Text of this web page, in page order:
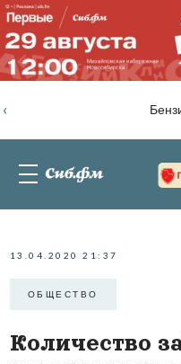
‹
13.04.2020 21:37
ОБЩЕСТВО
Количество